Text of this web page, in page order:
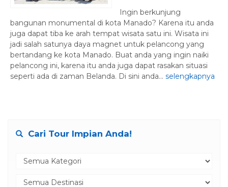
Ingin berkunjung
bangunan monumental di kota Manado? Karena itu anda
juga dapat tiba ke arah tempat wisata satu ini. Wisata ini
jadi salah satunya daya magnet untuk pelancong yang
bertandang ke kota Manado. Buat anda yang ingin naiki
pelancong ini, karena itu anda juga dapat rasakan situasi
seperti ada di zaman Belanda. Di sini anda... selengkapnya
Cari Tour Impian Anda!